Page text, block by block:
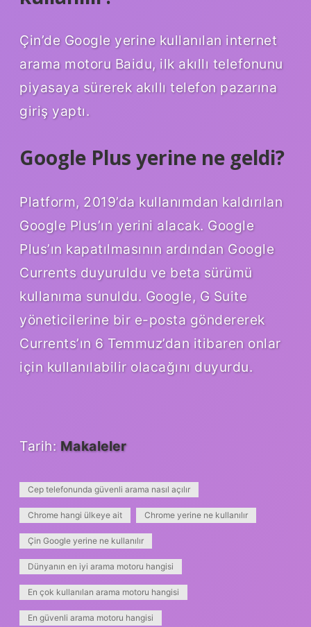
Çin’de Google yerine kullanılan internet
arama motoru Baidu, ilk akıllı telefonunu
piyasaya sürerek akıllı telefon pazarına
giriş yaptı.
Google Plus yerine ne geldi?
Platform, 2019’da kullanımdan kaldırılan
Google Plus’ın yerini alacak. Google
Plus’ın kapatılmasının ardından Google
Currents duyuruldu ve beta sürümü
kullanıma sunuldu. Google, G Suite
yöneticilerine bir e-posta göndererek
Currents’ın 6 Temmuz’dan itibaren onlar
için kullanılabilir olacağını duyurdu.
Tarih: Makaleler
Cep telefonunda güvenli arama nasıl açılır
Chrome hangi ülkeye ait Chrome yerine ne kullanılır
Çin Google yerine ne kullanılır
Dünyanın en iyi arama motoru hangisi
En çok kullanılan arama motoru hangisi
En güvenli arama motoru hangisi